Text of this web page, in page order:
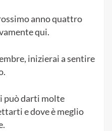
anno quattro
qui.
inizierai a sentire
può darti molte
e dove è meglio